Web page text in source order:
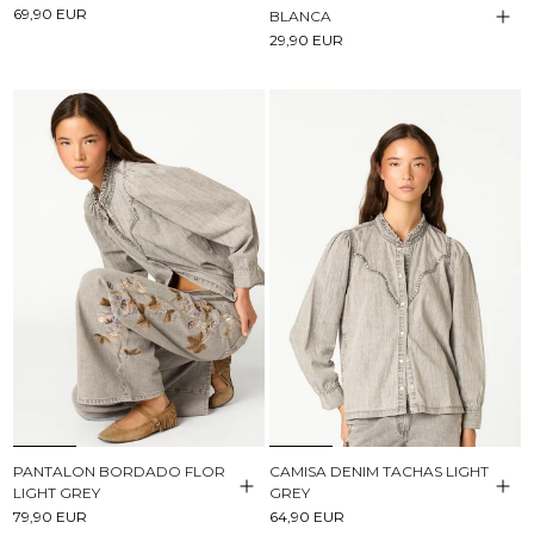
69,90 EUR
BLANCA
29,90 EUR
PANTALON BORDADO FLOR
LIGHT GREY
79,90 EUR
CAMISA DENIM TACHAS LIGHT
GREY
64,90 EUR